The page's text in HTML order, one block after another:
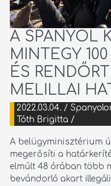
A SPANYOL
MINTEGY
ÉS
MELILLAI
2022.03.04. /
Tóth Brigitta /
A belügyminisztérium
megerősíti a
elmúlt 48 órában több
bevándorló akart